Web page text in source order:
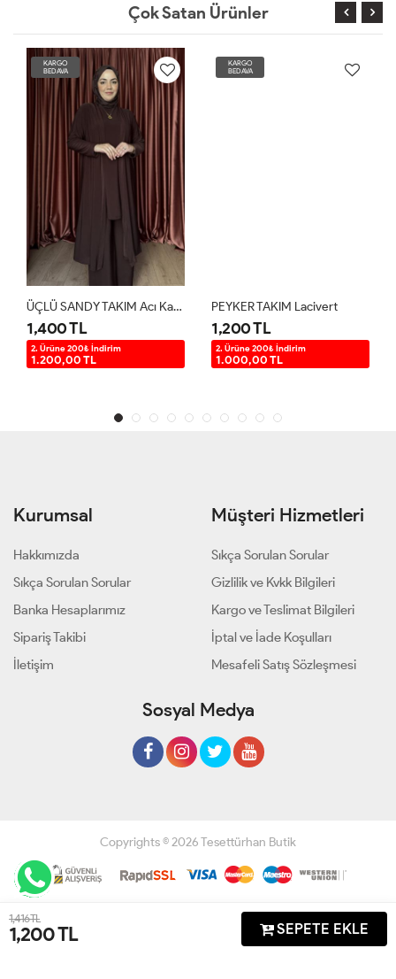
1,416 TL
1,200TL SEPETE EKLE
Çok Satan Ürünler
KARGO
BEDAVA
ÜÇLÜ SANDY TAKIM Acı Kahve
1,400 TL
2. Ürüne 200₺ İndirim
1.200,00 TL
KARGO
BEDAVA
PEYKER TAKIM Lacivert
1,200 TL
2. Ürüne 200₺ İndirim
1.000,00 TL
Kurumsal
Hakkımızda
Sıkça Sorulan Sorular
Banka Hesaplarımız
Sipariş Takibi
İletişim
Müşteri Hizmetleri
Sıkça Sorulan Sorular
Gizlilik ve Kvkk Bilgileri
Kargo ve Teslimat Bilgileri
İptal ve İade Koşulları
Mesafeli Satış Sözleşmesi
Sosyal Medya
Copyrights © 2026 Tesettürhan Butik
Geliştir - powered by innovation
Anasayfa Sipariş Takibi İletişim